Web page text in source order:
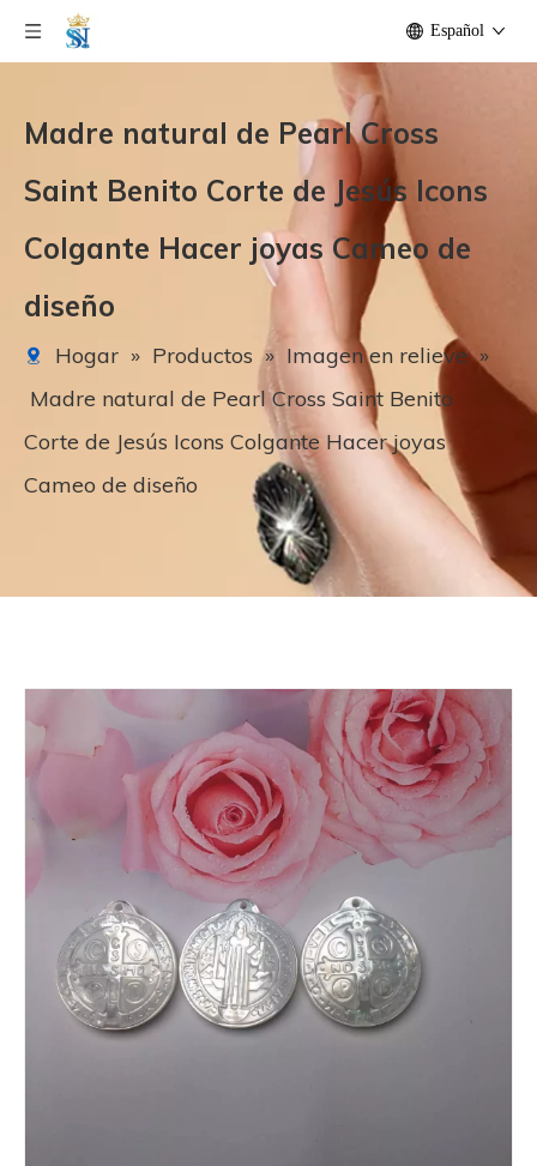
Español
Madre natural de Pearl Cross
Saint Benito Corte de Jesús Icons
Colgante Hacer joyas Cameo de
diseño
Hogar » Productos » Imagen en relieve »
Madre natural de Pearl Cross Saint Benito
Corte de Jesús Icons Colgante Hacer joyas
Cameo de diseño